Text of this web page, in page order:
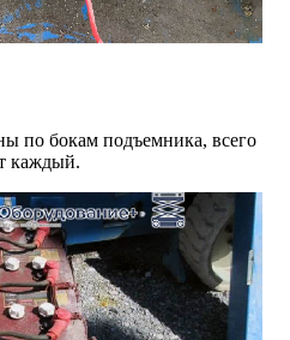
по бокам подъемника, всего
каждый.